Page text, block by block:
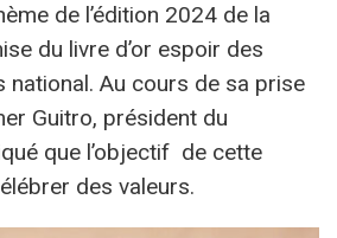
de l’édition 2024 de la
du livre d’or espoir des
national. Au cours de sa prise
Guitro, président du
que l’objectif de cette
des valeurs.